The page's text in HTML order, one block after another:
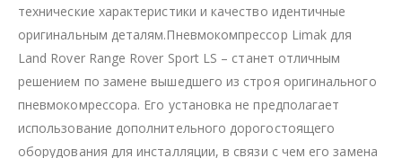
технические характеристики и качество идентичные
оригинальным деталям.Пневмокомпрессор Limak для
Land Rover Range Rover Sport LS – станет отличным
решением по замене вышедшего из строя оригинального
пневмокомрессора. Его установка не предполагает
использование дополнительного дорогостоящего
оборудования для инсталляции, в связи с чем его замена